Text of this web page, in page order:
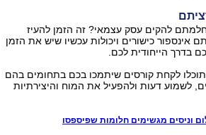
להקים עסק עצמאי? זה הזמן להעיז
כישורים ויכולות עכשיו שיש את הזמן
בדרך הייחודית לכם.
לקחת קורסים שיתמכו בכם בתחומים בהם
לשמוע דעות ולהפעיל את המוח והיצירתיות